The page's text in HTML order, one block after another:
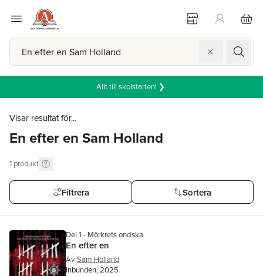
Allt till skolstarten! ❯
Visar resultat för...
En efter en Sam Holland
1 produkt
Filtrera Sortera
Del 1 - Mörkrets ondska
En efter en
Av Sam Holland
Inbunden, 2025